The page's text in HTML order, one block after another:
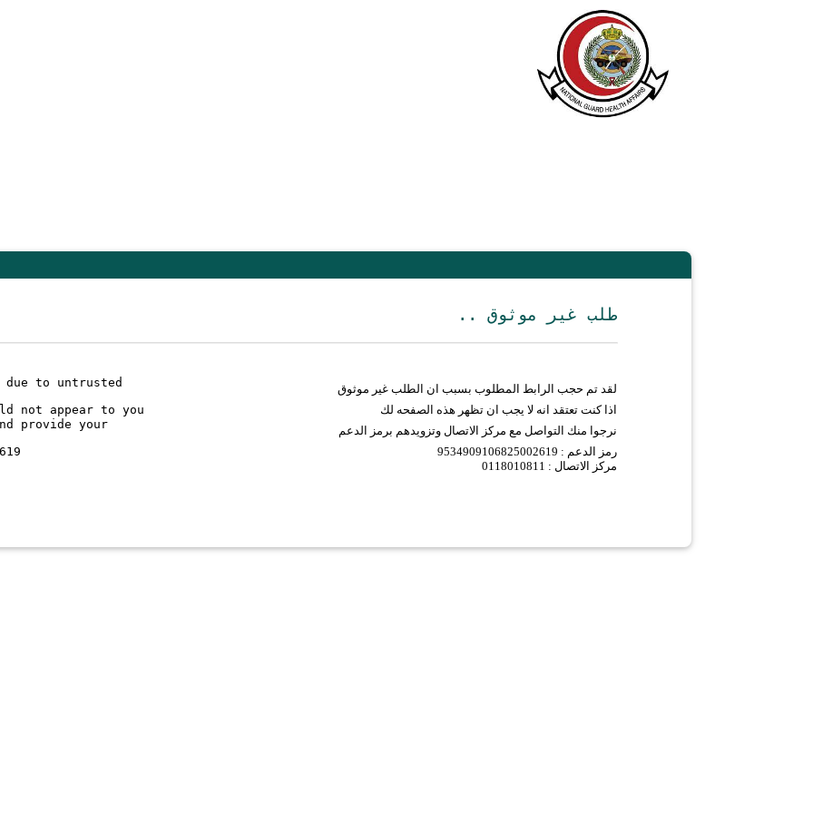
.. طلب غير موثوق
due to untrusted
لقد تم حجب الرابط المطلوب بسبب ان الطلب غير موثوق
not appear to you
اذا كنت تعتقد انه لا يجب ان تظهر هذه الصفحه لك
provide your
نرجوا منك التواصل مع مركز الاتصال وتزويدهم برمز الدعم
9534909106825002619 : رمز الدعم
مركز الاتصال : 0118010811